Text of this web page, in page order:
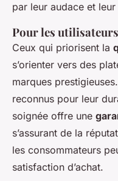
par leur audace et
Pour les
Ceux qui priorisent la
s’orienter vers des
marques
reconnus pour leur
soignée offre une
s’assurant de la
les consommateurs
satisfaction d’achat.